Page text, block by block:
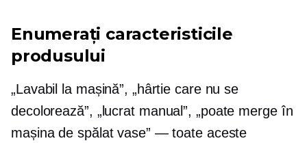
Enumerați caracteristicile
produsului
„Lavabil la mașină”, „hârtie care nu se
decolorează”, „lucrat manual”, „poate merge în
mașina de spălat vase” — toate aceste